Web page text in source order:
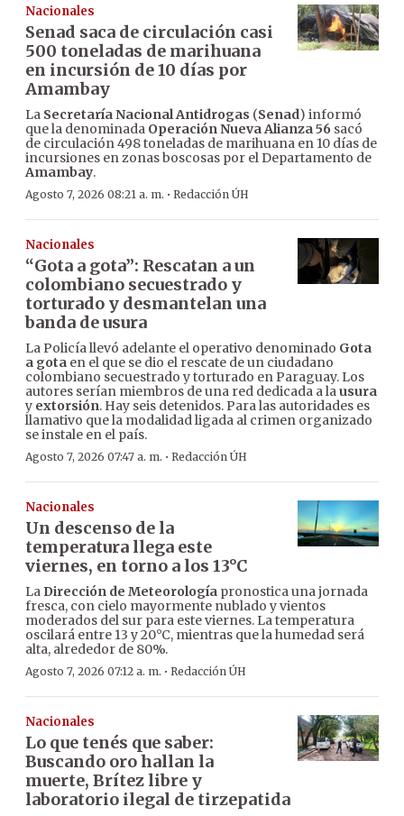
Nacionales
Senad saca de circulación casi
500 toneladas de marihuana
en incursión de 10 días por
Amambay
La Secretaría Nacional Antidrogas (Senad) informó
que la denominada Operación Nueva Alianza 56 sacó
de circulación 498 toneladas de marihuana en 10 días de
incursiones en zonas boscosas por el Departamento de
Amambay.
Agosto 7, 2026 08:21 a. m. · Redacción ÚH
Nacionales
“Gota a gota”: Rescatan a un
colombiano secuestrado y
torturado y desmantelan una
banda de usura
La Policía llevó adelante el operativo denominado Gota
a gota en el que se dio el rescate de un ciudadano
colombiano secuestrado y torturado en Paraguay. Los
autores serían miembros de una red dedicada a lausura
y extorsión. Hay seis detenidos. Para las autoridades es
llamativo que la modalidad ligada al crimen organizado
se instale en el país.
Agosto 7, 2026 07:47 a. m. · Redacción ÚH
Nacionales
Un descenso de la
temperatura llega este
viernes, en torno a los 13°C
La Dirección de Meteorología pronostica una jornada
fresca, con cielo mayormente nublado y vientos
moderados del sur para este viernes. La temperatura
oscilará entre 13 y 20°C, mientras que la humedad será
alta, alrededor de 80%.
Agosto 7, 2026 07:12 a. m. · Redacción ÚH
Nacionales
Lo que tenés que saber:
Buscando oro hallan la
muerte, Brítez libre y
laboratorio ilegal de tirzepatida